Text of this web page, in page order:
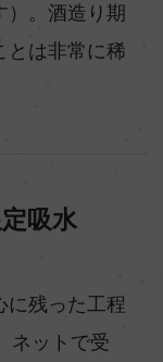
）。酒造り期
とは非常に稀
吸水
に残った工程
ネットで受